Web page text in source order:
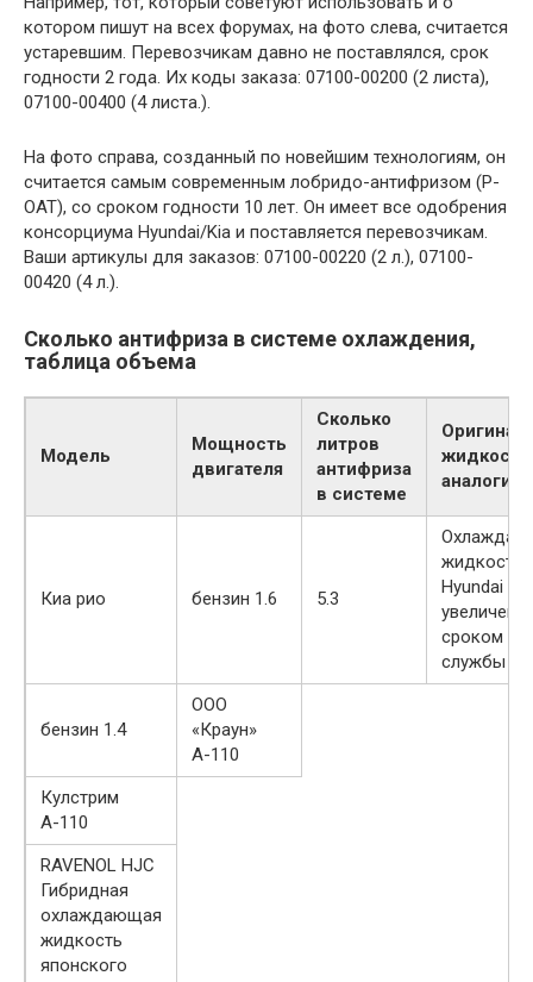
котором пишут на всех форумах, на фото слева, считается
устаревшим. Перевозчикам давно не поставлялся, срок
годности 2 года. Их коды заказа: 07100-00200 (2 листа),
07100-00400 (4 листа.).
На фото справа, созданный по новейшим технологиям, он
считается самым современным лобридо-антифризом (P-
OAT), со сроком годности 10 лет. Он имеет все одобрения
консорциума Hyundai/Kia и поставляется перевозчикам.
Ваши артикулы для заказов: 07100-00220 (2 л.), 07100-
00420 (4 л.).
Сколько антифриза в системе охлаждения,
таблица объема
Модель
Мощность
двигателя
Сколько
литров
антифриза
в системе
аналоги
Киа рио бензин 1.6 5.3
жидкость
Hyundai с
сроком
службы
бензин 1.4
ООО
«Краун»
А-110
Кулстрим
А-110
RAVENOL HJC
Гибридная
охлаждающая
жидкость
японского